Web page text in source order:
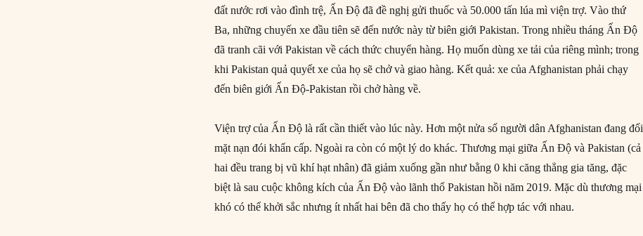
đất nước rơi vào đình trệ, Ấn Độ đã đề nghị gửi thuốc và 50.000 tấn lúa mì viện trợ. Vào thứ
Ba, những chuyến xe đầu tiên sẽ đến nước này từ biên giới Pakistan. Trong nhiều tháng Ấn Độ
đã tranh cãi với Pakistan về cách thức chuyển hàng. Họ muốn dùng xe tải của riêng mình; trong
khi Pakistan quả quyết xe của họ sẽ chở và giao hàng. Kết quả: xe của Afghanistan phải chạy
đến biên giới Ấn Độ-Pakistan rồi chở hàng về.
Viện trợ của Ấn Độ là rất cần thiết vào lúc này. Hơn một nửa số người dân Afghanistan đang đối
mặt nạn đói khẩn cấp. Ngoài ra còn có một lý do khác. Thương mại giữa Ấn Độ và Pakistan (cả
hai đều trang bị vũ khí hạt nhân) đã giảm xuống gần như bằng 0 khi căng thẳng gia tăng, đặc
biệt là sau cuộc không kích của Ấn Độ vào lãnh thổ Pakistan hồi năm 2019. Mặc dù thương mại
khó có thể khởi sắc nhưng ít nhất hai bên đã cho thấy họ có thể hợp tác với nhau.